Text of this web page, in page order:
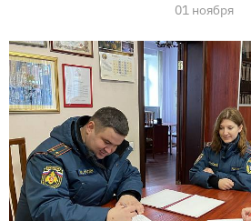
01 ноября